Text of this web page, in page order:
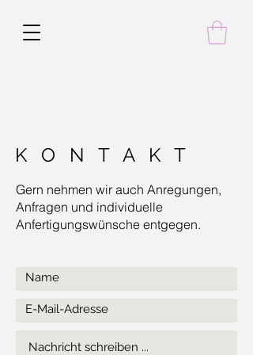
K O N T A K T
Gern nehmen wir auch Anregungen,
Anfragen und individuelle
Anfertigungswünsche entgegen.